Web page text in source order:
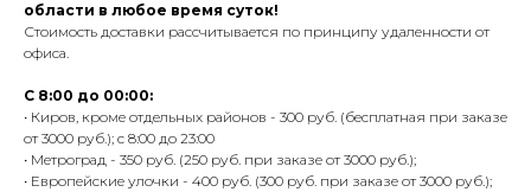
области в любое время суток!
Стоимость доставки рассчитывается по принципу удаленности от
офиса.
С 8:00 до 00:00:
• Киров, кроме отдельных районов - 300 руб. (бесплатная при заказе
от 3000 руб.); с 8:00 до 23:00
• Метроград - 350 руб. (250 руб. при заказе от 3000 руб.);
• Европейские улочки - 400 руб. (300 руб. при заказе от 3000 руб.);